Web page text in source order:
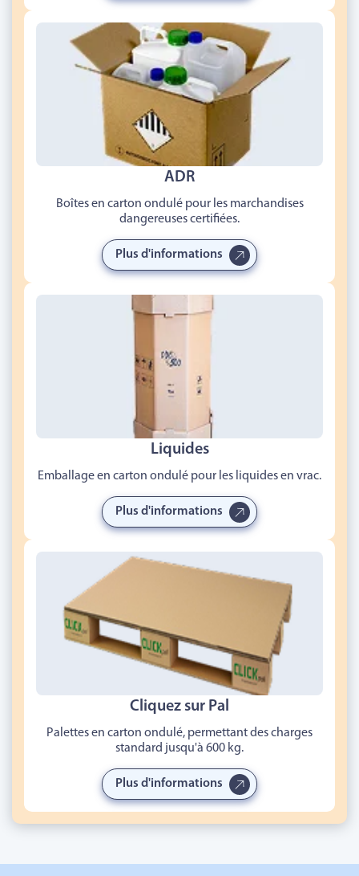
ADR
Boîtes en carton ondulé pour les marchandises
dangereuses certifiées.
Plus d'informations
Liquides
Emballage en carton ondulé pour les liquides en vrac.
Plus d'informations
Cliquez sur Pal
Palettes en carton ondulé, permettant des charges
standard jusqu'à 600 kg.
Plus d'informations